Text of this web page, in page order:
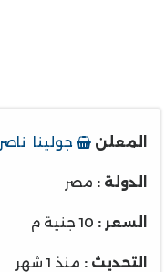
المعلن جولينا ناصر
الدولة : مصر
السعر : 10 جنية م
التحديث : منذ 1 شهر